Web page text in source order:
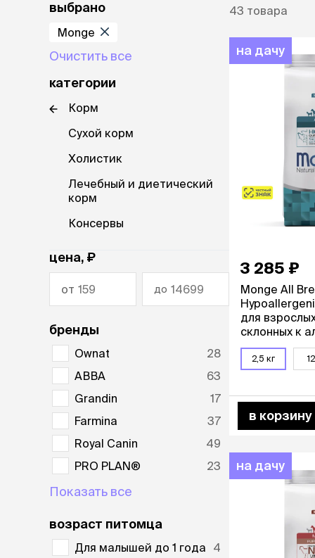
ветаптека
рептилии
магазины
ветцентры
Холистик
защита
клещей,
Ошейники
Шампуни
Спреи и
Древесный
Для
шерсти
Для чистки
печеные
Сухие
Закрытый,
С бортиком
Коврики
Пакеты
выбрано
Monge
Очистить все
категории
Корм
Сухой корм
Холистик
Лечебный и диетический
корм
Консервы
цена, ₽
от до
бренды
Ownat
28
АВВА
63
Grandin
17
Farmina
37
Royal Canin
49
PRO PLAN®
23
Показать все
возраст питомца
Для малышей до 1 года
4
43 товара
на дачу
3 285 ₽
Monge All
для
склонных к
реакциям и
тунцом, 2,5
2,5 кг
в корзину
на дачу